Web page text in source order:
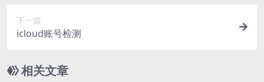
下一篇
icloud账号检测
相关文章